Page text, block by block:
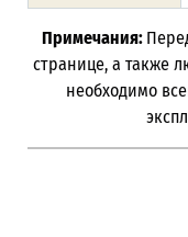
Примечания:
странице, а также
необходимо